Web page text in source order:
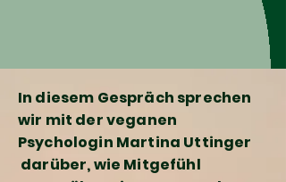
In diesem Gespräch sprechen
wir mit der veganen
Psychologin Martina Uttinger
darüber, wie Mitgefühl